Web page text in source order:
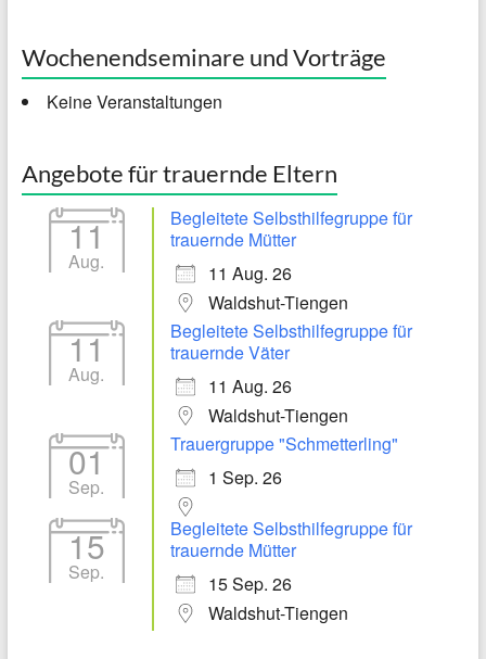
Wochenendseminare und Vorträge
Keine Veranstaltungen
Angebote für trauernde Eltern
11
Aug.
Begleitete Selbsthilfegruppe für
trauernde Mütter
11 Aug. 26
Waldshut-Tiengen
11
Aug.
Begleitete Selbsthilfegruppe für
trauernde Väter
11 Aug. 26
Waldshut-Tiengen
01
Sep.
Trauergruppe "Schmetterling"
1 Sep. 26
15
Sep.
Begleitete Selbsthilfegruppe für
trauernde Mütter
15 Sep. 26
Waldshut-Tiengen